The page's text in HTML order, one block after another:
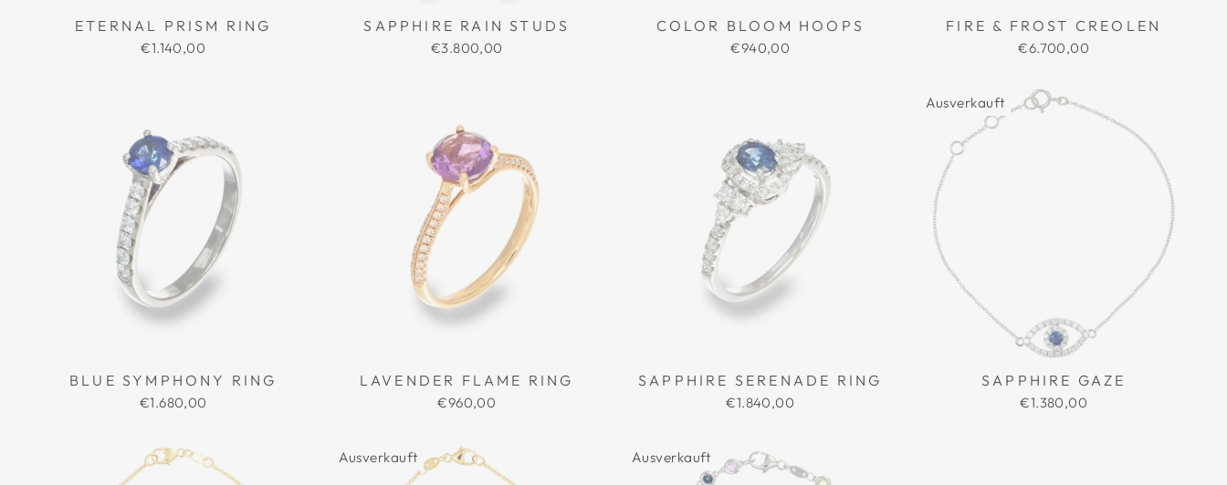
ETERNAL PRISM RING
€1.140,00
SAPPHIRE RAIN STUDS
€3.800,00
COLOR BLOOM HOOPS
€940,00
FIRE & FROST CREOLEN
€6.700,00
BLUE SYMPHONY RING
€1.680,00
LAVENDER FLAME RING
€960,00
SAPPHIRE SERENADE RING
€1.840,00
Ausverkauft
SAPPHIRE GAZE
€1.380,00
Ausverkauft Ausverkauft